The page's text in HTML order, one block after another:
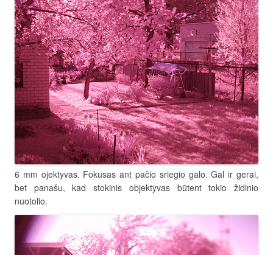
6 mm ojektyvas. Fokusas ant pačio sriegio galo. Gal ir gerai,
bet panašu, kad stokinis objektyvas būtent tokio židinio
nuotolio.